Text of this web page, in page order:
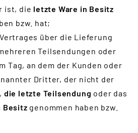
ist, die letzte Ware in Besitz
bzw. hat;
über die Lieferung
Teilsendungen oder
Tag, an dem der Kunden oder
Dritter, der nicht der
die letzte Teilsendung oder das
Besitz genommen haben bzw.